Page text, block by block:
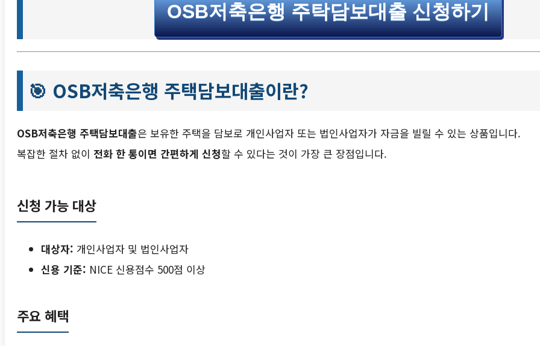
OSB저축은행 주탁담보대출 신청하기
🎯 OSB저축은행 주택담보대출이란?
OSB저축은행 주택담보대출은 보유한 주택을 담보로 개인사업자 또는 법인사업자가 자금을 빌릴 수 있는 상품입니다.
복잡한 절차 없이 전화 한 통이면 간편하게 신청할 수 있다는 것이 가장 큰 장점입니다.
신청 가능 대상
대상자: 개인사업자 및 법인사업자
신용 기준: NICE 신용점수 500점 이상
주요 혜택